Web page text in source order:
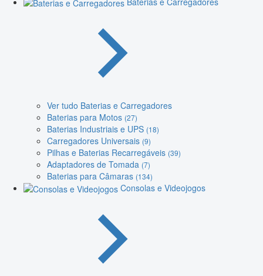
Ver tudo Baterias e Carregadores
Baterias para Motos (27)
Baterias Industriais e UPS (18)
Carregadores Universais (9)
Pilhas e Baterias Recarregáveis (39)
Adaptadores de Tomada (7)
Baterias para Câmaras (134)
Consolas e Videojogos